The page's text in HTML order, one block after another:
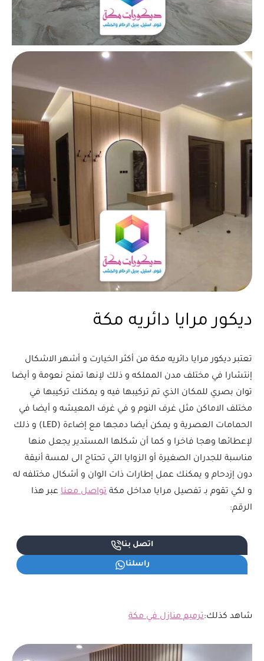
ديكور مرايا دائريه مكة
تعتبر ديكور مرايا دائريه مكة من أكثر الخيارت و أشهر الاشكال
إنتشارا في مختلف مدن المملكه و ذلك لإنها تمنح نعومة و أيضا
توان بصري للمكان الذي تم تركيبها فيه و يمكنك تركيبها في
مختلف الاماكن مثل غرف النوم و في غرف المعيشه و أيضا في
الحمامات العصرية و يمكن أيضا دمجها مع إضاءة (LED) و ذلك
لإعطائها وهجا فاخرا و كما أن شكلها المستدير يجعل منها
مناسبة للجدران الصغيرة أو الزوايا التي تحتاج الى لمسة أنيقة
دون إزدحام و يمكنك عمل إطارات ذات الوان و أشكال مختلفه له
و لكي تقوم بـ تفصيل مرايا مداخل مكة تواصل معنا عبر هذا
الرقم:
اتصل بنا
راسلنا
شاهد كذلك:ترميم منازل في مكة